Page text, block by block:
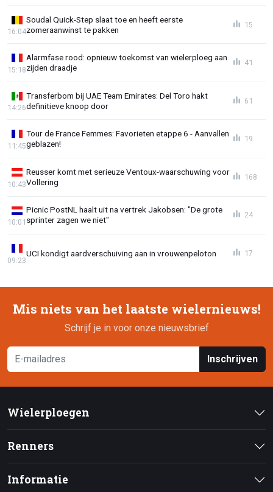
Soudal Quick-Step slaat toe en heeft eerste
zomeraanwinst te pakken
16:04
15
Alarmfase rood: opnieuw toekomst van wielerploeg aan
zijden draadje
15:18
41
Transferbom bij UAE Team Emirates: Del Toro hakt
definitieve knoop door
14:26
61
Tour de France Femmes: Favorieten etappe 6 - Aanvallen
geblazen!
11:45
19
Reusser komt met serieuze Ventoux-waarschuwing voor
Vollering
10:43
168
Picnic PostNL haalt uit na vertrek Jakobsen: "De grote
sprinter zagen we niet"
10:01
24
UCI kondigt aardverschuiving aan in vrouwenpeloton
09:23
17
Mis niets van het laatste wielernieuws!
Schrijf je in voor onze nieuwsbrief
Inschrijven
Wielerploegen
Renners
Informatie